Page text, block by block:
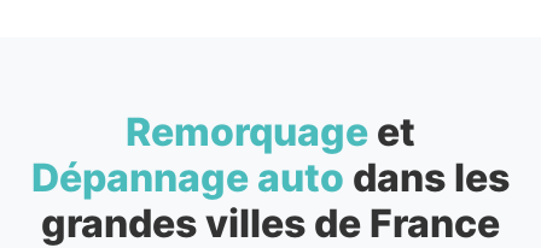
Remorquage et
Dépannage auto dans les
grandes villes de France